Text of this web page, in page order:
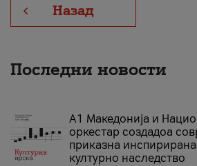
Назад
Последни новости
А1 Македонија и
оркестар создадоа
приказна
културно наследство